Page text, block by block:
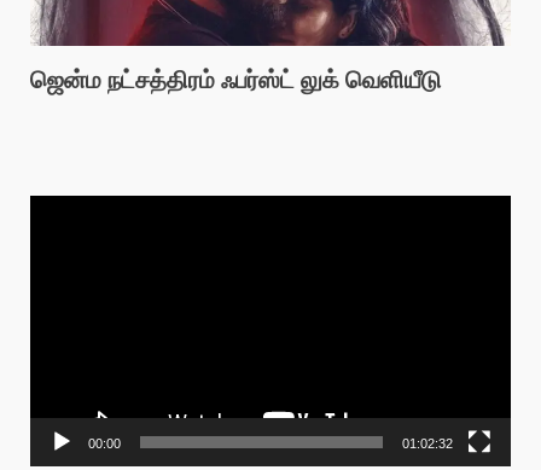
ஜென்ம நட்சத்திரம் ஃபர்ஸ்ட் லுக் வெளியீடு
00:00 01:02:32